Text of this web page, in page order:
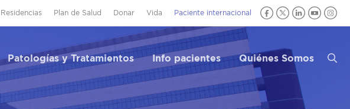
Plan de Salud Donar Vida Paciente internacional
Patologías y Tratamientos Info pacientes Quiénes Somos